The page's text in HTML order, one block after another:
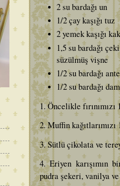
2 su bardağı un
1/2 çay kaşığı tuz
2 yemek kaşığı
1,5 su bardağı
süzülmüş vişne
1/2 su bardağı
1/2 su bardağı
1. Öncelikle
2. Muffin
3. Sütlü çikolata ve
4. Eriyen karışımın
pudra şekeri, vanilya